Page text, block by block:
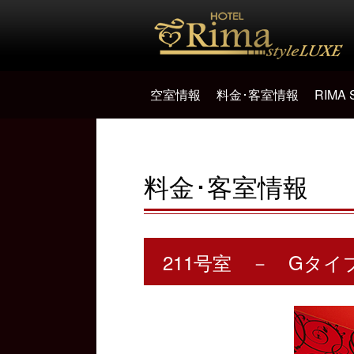
空室情報 料金･客室情報 RIMA
料金･客室情報
211号室 － Gタイ